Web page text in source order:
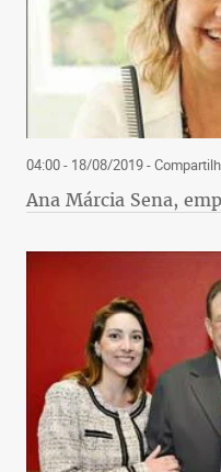
04:00 - 18/08/2019-
Ana Márcia Sena,